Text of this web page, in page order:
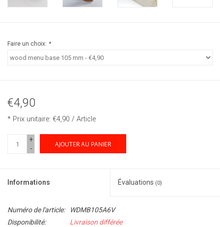
Faire un choix: *
€4,90
* Prix unitaire: €4,90 / Article
+
-
AJOUTER AU PANIER
Informations Évaluations (0)
Numéro de l'article:
WDMB105A6V
Disponibilité:
Livraison différée